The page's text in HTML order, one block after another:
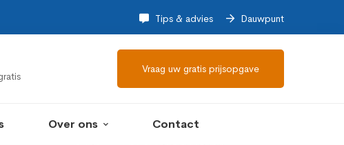
Tips & advies Dauwpunt
Vraag uw gratis prijsopgave
Over ons Contact